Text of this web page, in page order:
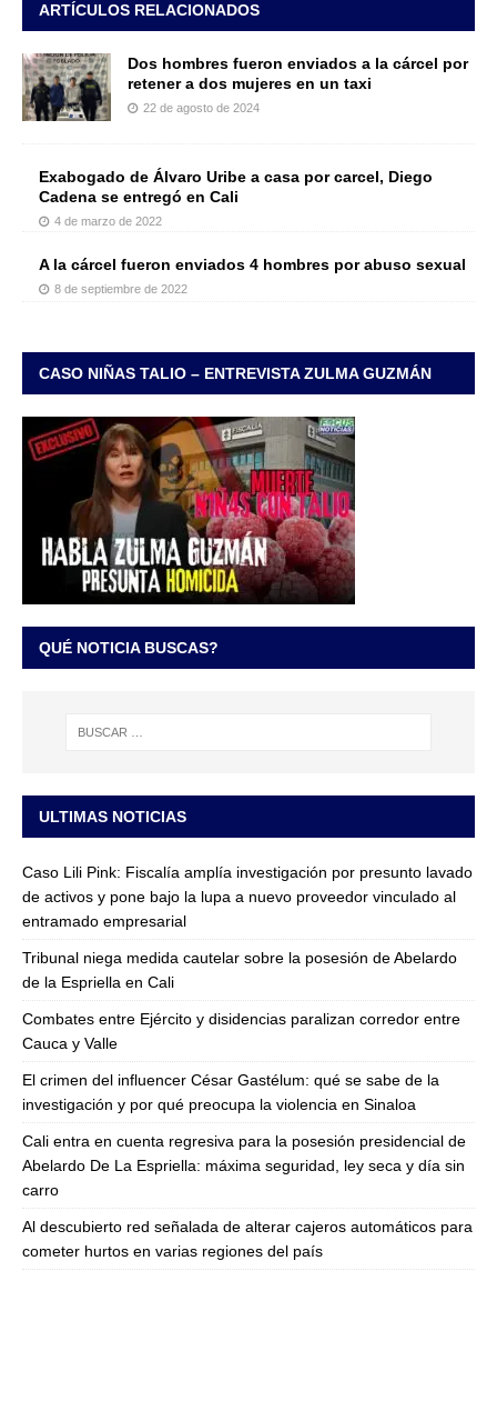
ARTÍCULOS RELACIONADOS
Dos hombres fueron enviados a la cárcel por
retener a dos mujeres en un taxi
22 de agosto de 2024
Exabogado de Álvaro Uribe a casa por carcel, Diego
Cadena se entregó en Cali
4 de marzo de 2022
A la cárcel fueron enviados 4 hombres por abuso sexual
8 de septiembre de 2022
CASO NIÑAS TALIO – ENTREVISTA ZULMA GUZMÁN
QUÉ NOTICIA BUSCAS?
ULTIMAS NOTICIAS
Caso Lili Pink: Fiscalía amplía investigación por presunto lavado
de activos y pone bajo la lupa a nuevo proveedor vinculado al
entramado empresarial
Tribunal niega medida cautelar sobre la posesión de Abelardo
de la Espriella en Cali
Combates entre Ejército y disidencias paralizan corredor entre
Cauca y Valle
El crimen del influencer César Gastélum: qué se sabe de la
investigación y por qué preocupa la violencia en Sinaloa
Cali entra en cuenta regresiva para la posesión presidencial de
Abelardo De La Espriella: máxima seguridad, ley seca y día sin
carro
Al descubierto red señalada de alterar cajeros automáticos para
cometer hurtos en varias regiones del país